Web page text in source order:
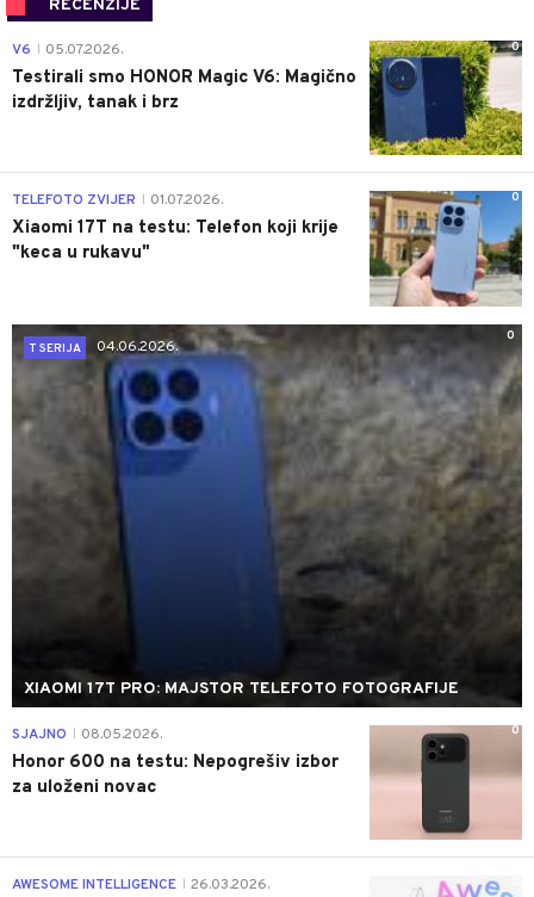
RECENZIJE
0
V6 05.07.2026.
Testirali smo HONOR Magic V6: Magično
izdržljiv, tanak i brz
0
TELEFOTO ZVIJER 01.07.2026.
Xiaomi 17T na testu: Telefon koji krije
"keca u rukavu"
0
T SERIJA
04.06.2026.
XIAOMI 17T PRO: MAJSTOR TELEFOTO FOTOGRAFIJE
0
SJAJNO 08.05.2026.
Honor 600 na testu: Nepogrešiv izbor
za uloženi novac
AWESOME INTELLIGENCE 26.03.2026.